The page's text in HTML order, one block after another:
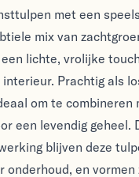
met een
mix van
lichte, vrolijke
Prachtig als
om te combineren
een levendig geheel.
blijven deze
onderhoud, en